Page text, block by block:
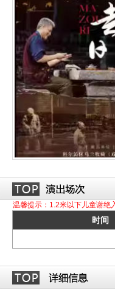
温馨提示：1.2米以下儿童谢绝
时间